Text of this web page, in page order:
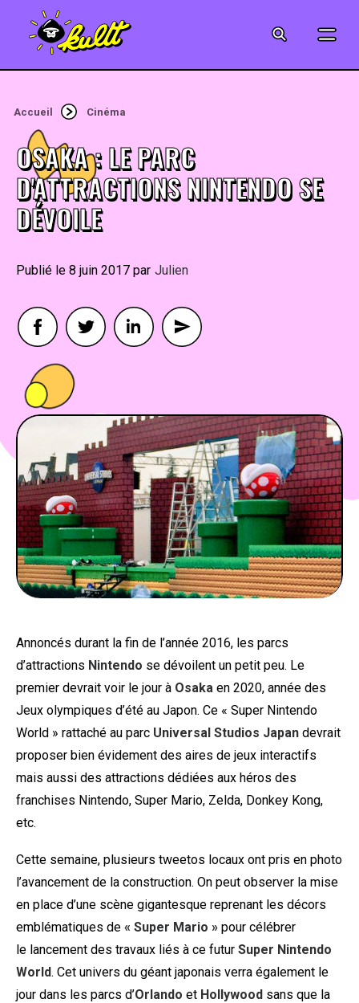
MUSIQUE
ART
JEUX-VIDÉO
VINTAGE
FOOD
BONS PLANS
SOUTENEZ KULTT
Accueil Cinéma
OSAKA : LE PARC
D'ATTRACTIONS NINTENDO SE
DÉVOILE
8 juin 2017 By Julien
Annoncés durant la fin de l’année 2016, les parcs
d’attractions Nintendo se dévoilent un petit peu. Le
premier devrait voir le jour à Osaka en 2020, année des
Jeux olympiques d’été au Japon. Ce « Super Nintendo
World » rattaché au parc Universal Studios Japan devrait
proposer bien évidement des aires de jeux interactifs
mais aussi des attractions dédiées aux héros des
franchises Nintendo, Super Mario, Zelda, Donkey Kong,
etc.
Cette semaine, plusieurs tweetos locaux ont pris en photo
l’avancement de la construction. On peut observer la mise
en place d’une scène gigantesque reprenant les décors
emblématiques de « Super Mario » pour célébrer
le lancement des travaux liés à ce futur Super Nintendo
World. Cet univers du géant japonais verra également le
jour dans les parcs d’Orlando et Hollywood sans que la